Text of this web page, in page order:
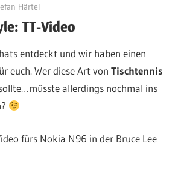
Härtel
TT-Video
entdeckt und wir haben einen
euch. Wer diese Art vonTischtennis
allerdings nochmal ins
fürs Nokia N96 in der Bruce Lee